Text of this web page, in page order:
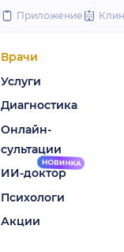
to
Приложение
Врачи
Услуги
Диагностика
Онлайн-
ИИ-доктор
Психологи
Акции